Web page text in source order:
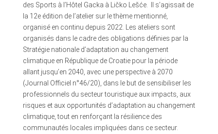
des Sports à l’Hôtel Gacka à Ličko Lešće. Il s’agissait de
la 12e édition de l’atelier sur le thème mentionné,
organisé en continu depuis 2022. Les ateliers sont
organisés dans le cadre des obligations définies par la
Stratégie nationale d’adaptation au changement
climatique en République de Croatie pour la période
allant jusqu’en 2040, avec une perspective à 2070
(Journal Officiel n°46/20), dans le but de sensibiliser les
professionnels du secteur touristique aux impacts, aux
risques et aux opportunités d’adaptation au changement
climatique, tout en renforçant la résilience des
communautés locales impliquées dans ce secteur.